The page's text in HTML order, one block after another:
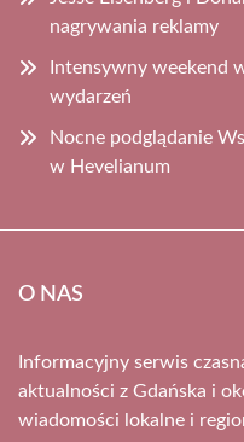
nagrywania reklamy
Intensywny weekend
wydarzeń
Nocne podglądanie
w Hevelianum
O NAS
Informacyjny serwis
aktualności z Gdańska i
wiadomości lokalne i